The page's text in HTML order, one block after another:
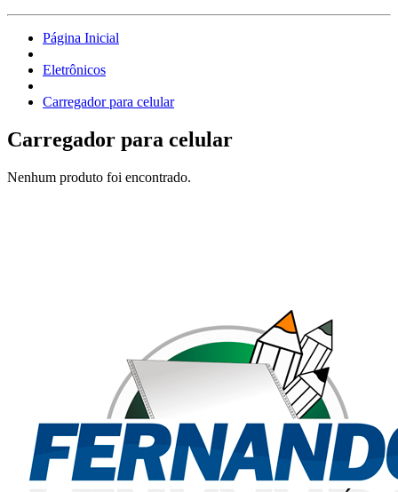
Página Inicial
Eletrônicos
Carregador para celular
Carregador para celular
Nenhum produto foi encontrado.